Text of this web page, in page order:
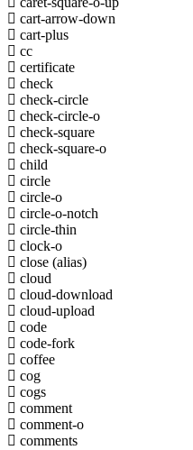
cart-arrow-down
cart-plus
cc
certificate
check
check-circle
check-circle-o
check-square
check-square-o
child
circle
circle-o
circle-o-notch
circle-thin
clock-o
close (alias)
cloud
cloud-download
cloud-upload
code
code-fork
coffee
cog
cogs
comment
comment-o
comments